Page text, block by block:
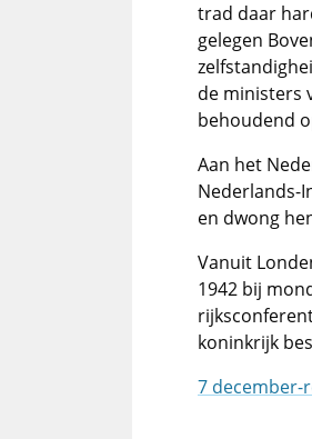
trad daar
gelegen
de ministers
behoudend
Aan het
Nederlands-
en dwong
Vanuit
1942 bij
koninkrijk
7 december-